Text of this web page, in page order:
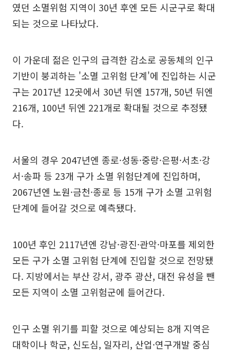
였던 소멸위험 지역이 30년 후엔 모든 시군구로 확대
되는 것으로 나타났다.
이 가운데 젊은 인구의 급격한 감소로 공동체의 인구
기반이 붕괴하는 '소멸 고위험 단계'에 진입하는 시군
구는 2017년 12곳에서 30년 뒤엔 157개, 50년 뒤엔
216개, 100년 뒤엔 221개로 확대될 것으로 추정됐
다.
서울의 경우 2047년엔 종로·성동·중랑·은평·서초·강
서·송파 등 23개 구가 소멸 위험단계에 진입하며,
2067년엔 노원·금천·종로 등 15개 구가 소멸 고위험
단계에 들어갈 것으로 예측됐다.
100년 후인 2117년엔 강남·광진·관악·마포를 제외한
모든 구가 소멸 고위험 단계에 진입할 것으로 전망됐
다. 지방에서는 부산 강서, 광주 광산, 대전 유성을 뺀
모든 지역이 소멸 고위험군에 들어간다.
인구 소멸 위기를 피할 것으로 예상되는 8개 지역은
대학이나 학군, 신도심, 일자리, 산업·연구개발 중심